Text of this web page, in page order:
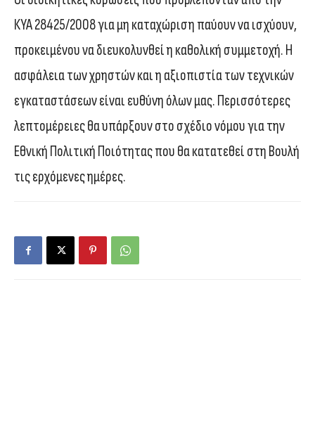
ΚΥΑ 28425/2008 για μη καταχώριση παύουν να ισχύουν,
προκειμένου να διευκολυνθεί η καθολική συμμετοχή. Η
ασφάλεια των χρηστών και η αξιοπιστία των τεχνικών
εγκαταστάσεων είναι ευθύνη όλων μας. Περισσότερες
λεπτομέρειες θα υπάρξουν στο σχέδιο νόμου για την
Εθνική Πολιτική Ποιότητας που θα κατατεθεί στη Βουλή
τις ερχόμενες ημέρες.